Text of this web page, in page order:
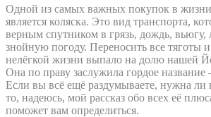
Одной из самых важных покупок в
является коляска. Это вид транспорта,
верным спутником в грязь, дождь,
знойную погоду. Переносить все тяготы
нелёгкой жизни выпало на долю нашей
Она по праву заслужила гордое
Если вы всё ещё раздумываете, нужна ли
то, надеюсь, мой рассказ обо всех её
поможет вам определиться.